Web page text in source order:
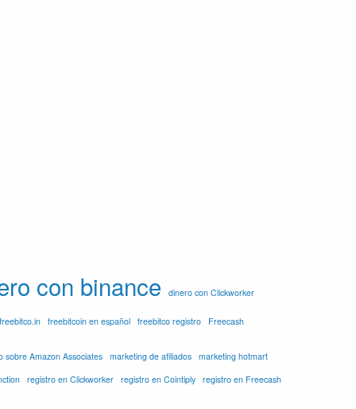
con binance dinero con Clickworker
freebitco.in freebitcoin en español freebitco registro Freecash
sobre Amazon Associates marketing de afiliados marketing hotmart
registro en Clickworker registro en Cointiply registro en Freecash